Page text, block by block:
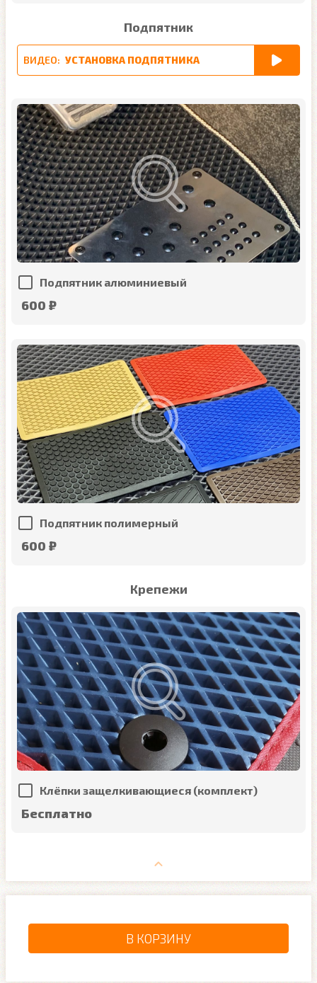
Подпятник
ВИДЕО: УСТАНОВКА ПОДПЯТНИКА
Подпятник алюминиевый
600 ₽
Подпятник полимерный
600 ₽
Крепежи
Клёпки защелкивающиеся (комплект)
Бесплатно
В КОРЗИНУ